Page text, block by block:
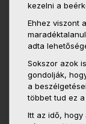
kezelni a
Ehhez viszont
adta
Sokszor azok
gondolják,
a
többet tud ez
Itt az idő, hogy